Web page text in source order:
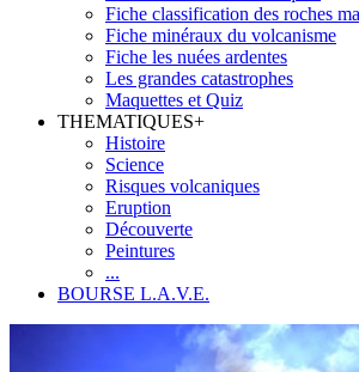
Fiche classification des roches
Fiche minéraux du volcanisme
Fiche les nuées ardentes
Les grandes catastrophes
Maquettes et Quiz
THEMATIQUES+
Histoire
Science
Risques volcaniques
Eruption
Découverte
Peintures
...
BOURSE L.A.V.E.